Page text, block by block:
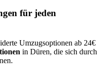
für jeden
Umzugsoptionen ab 24€
in Düren, die sich durch